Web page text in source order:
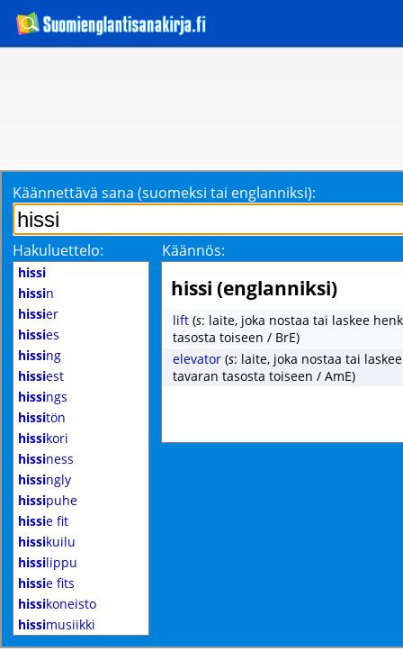
Käännettävä sana (suomeksi tai englanniksi):
Hakuluettelo: Käännös:
hissi
hissin
hissier
hissies
hissing
hissiest
hissings
hissitön
hissikori
hissiness
hissingly
hissipuhe
hissie fit
hissikuilu
hissilippu
hissie fits
hissikoneisto
hissimusiikki
hissi (englanniksi)
lift (s: laite, joka nostaa tai laskee
tasosta toiseen / BrE)
elevator (s: laite, joka nostaa tai
tavaran tasosta toiseen / AmE)